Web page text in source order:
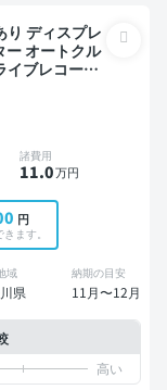
ー オートクル
イブレコーダ
諸費用
11.0万円
円
ます。
域
県
納期の目安
11月〜12月